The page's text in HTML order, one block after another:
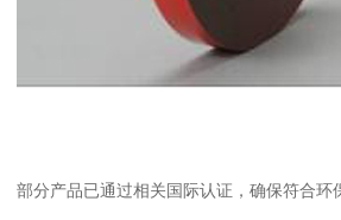
部分产品已通过相关国际认证，确保符合环